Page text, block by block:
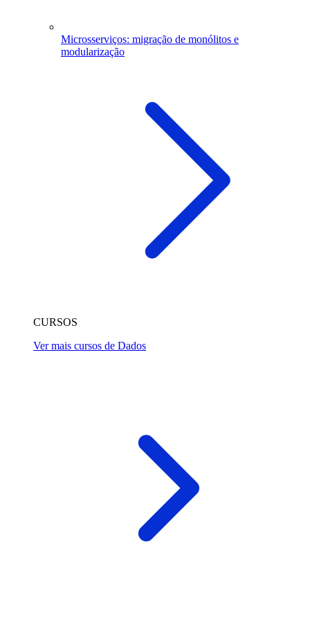
Microsserviços: migração de monólitos e
modularização
CURSOS
Ver mais cursos de Dados